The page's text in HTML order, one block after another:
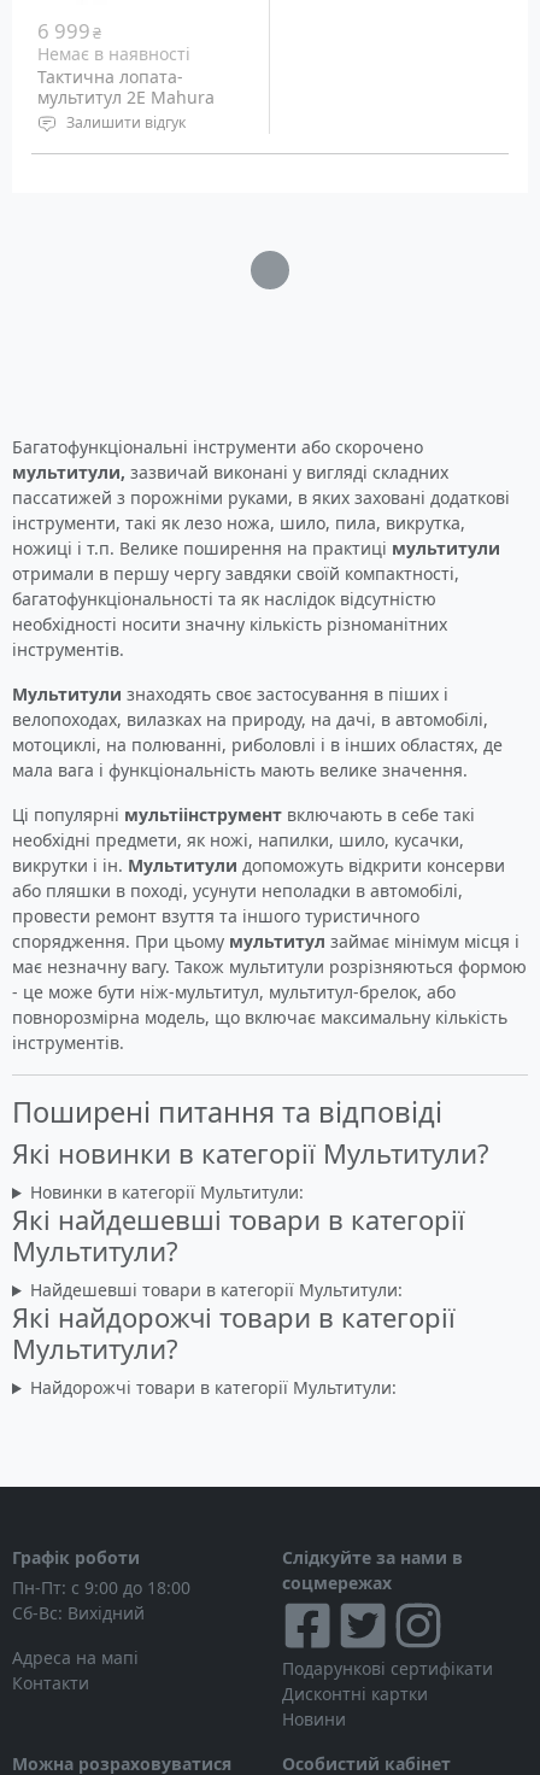
6 999₴
Немає в наявності
Тактична лопата-
мультитул 2E Mahura
Steel Gray
Залишити відгук
Кількість функцій: 23
Багатофункціональні інструменти або скорочено
мультитули, зазвичай виконані у вигляді складних
пассатижей з порожніми руками, в яких заховані додаткові
інструменти, такі як лезо ножа, шило, пила, викрутка,
ножиці і т.п. Велике поширення на практиці мультитули
отримали в першу чергу завдяки своїй компактності,
багатофункціональності та як наслідок відсутністю
необхідності носити значну кількість різноманітних
інструментів.
Мультитули знаходять своє застосування в піших і
велопоходах, вилазках на природу, на дачі, в автомобілі,
мотоциклі, на полюванні, риболовлі і в інших областях, де
мала вага і функціональність мають велике значення.
Ці популярні мультіінструмент включають в себе такі
необхідні предмети, як ножі, напилки, шило, кусачки,
викрутки і ін. Мультитули допоможуть відкрити консерви
або пляшки в поході, усунути неполадки в автомобілі,
провести ремонт взуття та іншого туристичного
спорядження. При цьому мультитул займає мінімум місця і
має незначну вагу. Також мультитули розрізняються формою
- це може бути ніж-мультитул, мультитул-брелок, або
повнорозмірна модель, що включає максимальну кількість
інструментів.
Поширені питання та відповіді
Які новинки в категорії Мультитули?
Новинки в категорії Мультитули:
Які найдешевші товари в категорії
Мультитули?
Найдешевші товари в категорії Мультитули:
Які найдорожчі товари в категорії
Мультитули?
Найдорожчі товари в категорії Мультитули:
Графік роботи
Пн-Пт: с 9:00 до 18:00
Сб-Вс: Вихідний
Адреса на мапі
Контакти
Слідкуйте за нами в
соцмережах
Подарункові сертифікати
Дисконтні картки
Новини
Можна розраховуватися
Особистий кабінет